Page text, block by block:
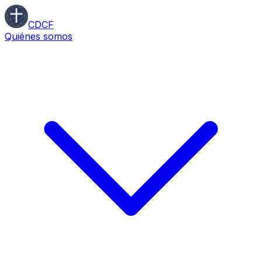
CDCF
Quiénes somos